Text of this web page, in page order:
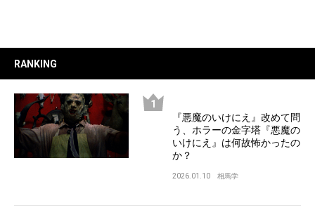
RANKING
『悪魔のいけにえ』改めて問
う、ホラーの金字塔『悪魔の
いけにえ』は何故怖かったの
か？
2026.01.10 相馬学